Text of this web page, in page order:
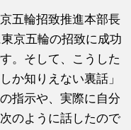
五輪招致推進本部長
京五輪の招致に成功
。そして、こうした
か知りえない裏話」
指示や、実際に自分
のように話したので